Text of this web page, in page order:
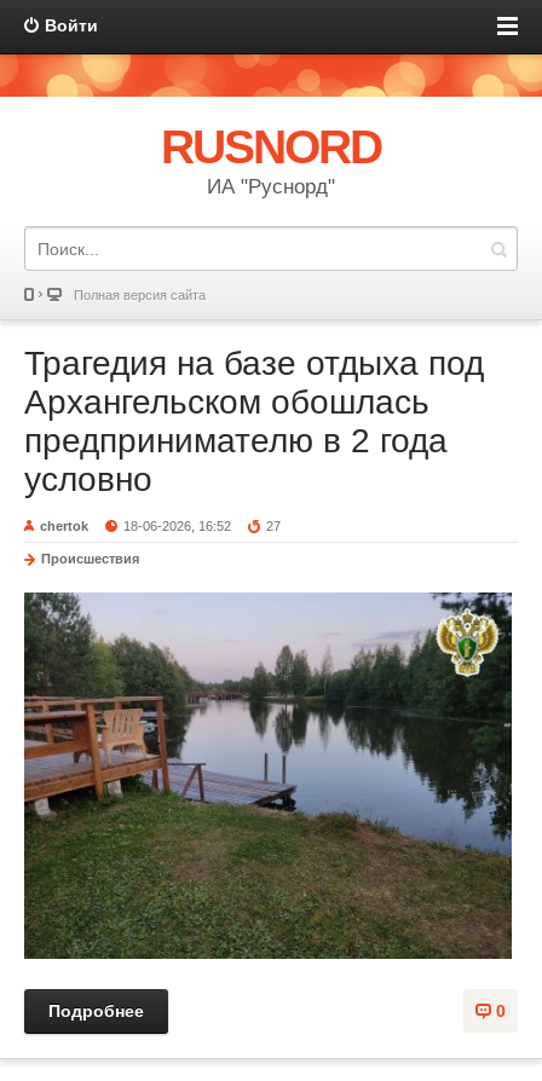
Войти
RUSNORD
ИА "Руснорд"
Полная версия сайта
Трагедия на базе отдыха под
Архангельском обошлась
предпринимателю в 2 года
условно
chertok 18-06-2026, 16:52 27
Происшествия
0
Подробнее